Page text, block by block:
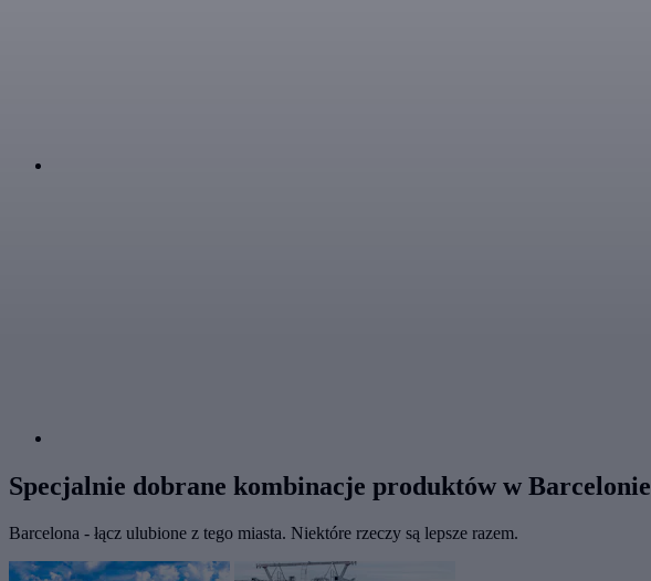
Specjalnie dobrane kombinacje produktów w Barcelonie
Barcelona - łącz ulubione z tego miasta. Niektóre rzeczy są lepsze razem.